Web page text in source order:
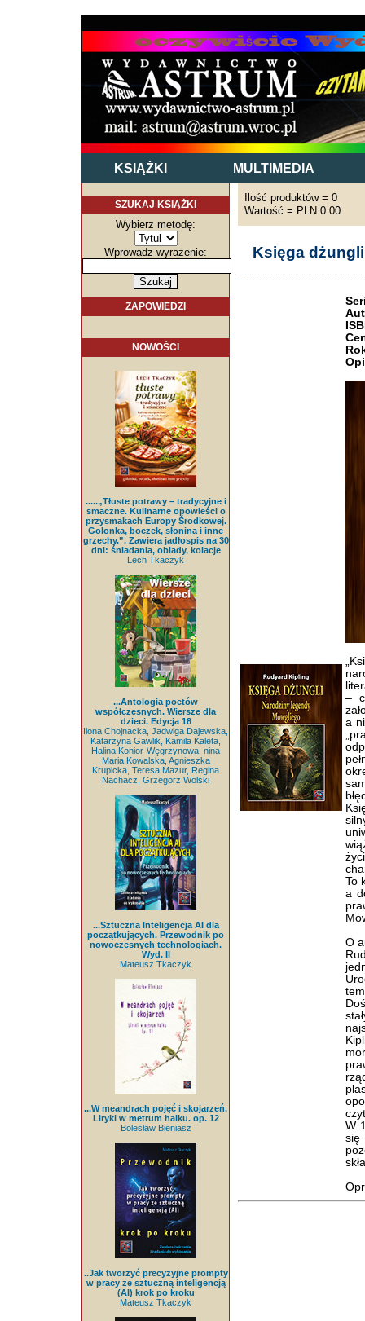
KSIĄŻKI MULTIMEDIA
SZUKAJ KSIĄŻKI
Wybierz metodę:
Wprowadz wyrażenie:
ZAPOWIEDZI
NOWOŚCI
.....„Tłuste potrawy – tradycyjne i
smaczne. Kulinarne opowieści o
przysmakach Europy Środkowej.
Golonka, boczek, słonina i inne
grzechy.”. Zawiera jadłospis na 30
dni: śniadania, obiady, kolacje
Lech Tkaczyk
...Antologia poetów
współczesnych. Wiersze dla
dzieci. Edycja 18
Ilona Chojnacka, Jadwiga Dajewska,
Katarzyna Gawlik, Kamila Kaleta,
Halina Konior-Węgrzynowa, nina
Maria Kowalska, Agnieszka
Krupicka, Teresa Mazur, Regina
Nachacz, Grzegorz Wolski
...Sztuczna Inteligencja AI dla
początkujących. Przewodnik po
nowoczesnych technologiach.
Wyd. II
Mateusz Tkaczyk
...W meandrach pojęć i skojarzeń.
Liryki w metrum haiku. op. 12
Bolesław Bieniasz
..Jak tworzyć precyzyjne prompty
w pracy ze sztuczną inteligencją
(AI) krok po kroku
Mateusz Tkaczyk
Ilość produktów = 0
Wartość = PLN 0.00
Księga
–
a
To
a
O
W
się